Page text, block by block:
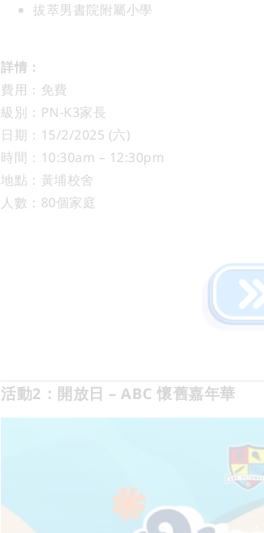
拔萃男書院附屬小學
詳情：
費用：免費
級別：PN-K3家長
日期：15/2/2025 (六)
時間：10:30am – 12:30pm
地點：黃埔校舍
人數：80個家庭
活動2：開放日 – ABC 懷舊嘉年華